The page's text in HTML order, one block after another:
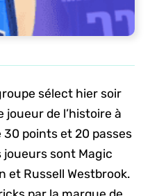
sélect hier soir
joueur de l’histoire à
points et 20 passes
sont Magic
et Russell Westbrook.